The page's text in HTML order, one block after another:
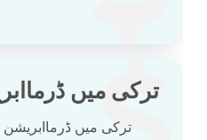
ترکی میں
ترکی میں